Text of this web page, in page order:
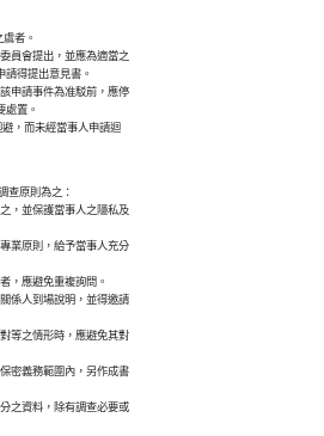
虞者。
員會提出，並應為適當之
請得提出意見書。
申請事件為准駁前，應停
處置。
避，而未經當事人申請迴
查原則為之：
，並保護當事人之隱私及
業原則，給予當事人充分
，應避免重複詢問。
係人到場說明，並得邀請
等之情形時，應避免其對
密義務範圍內，另作成書
之資料，除有調查必要或